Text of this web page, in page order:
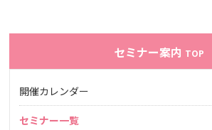
セミナー案内 TOP
開催カレンダー
セミナー一覧